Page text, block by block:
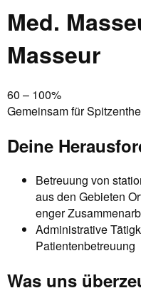
Med.
Masseur
60 – 100%
Gemeinsam für
Deine
Betreuung von
aus den Gebieten
enger
Administrative
Patientenbetreuung
Was uns